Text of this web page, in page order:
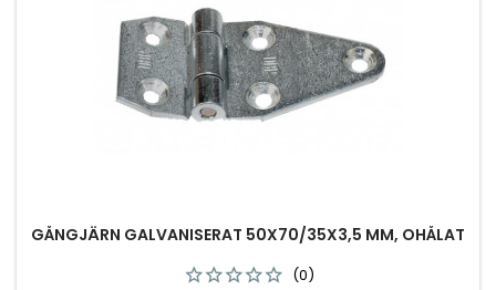
GÅNGJÄRN GALVANISERAT 50X70/35X3,5 MM, OHÅLAT
(0)